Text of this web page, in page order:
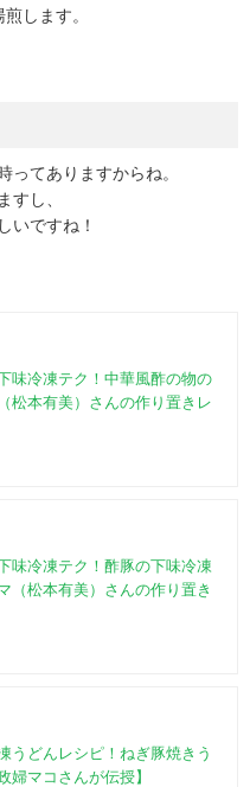
します。
ってありますからね。
すし、
いですね！
味冷凍テク！中華風酢の物の
松本有美）さんの作り置きレ
味冷凍テク！酢豚の下味冷凍
（松本有美）さんの作り置き
うどんレシピ！ねぎ豚焼きう
婦マコさんが伝授】